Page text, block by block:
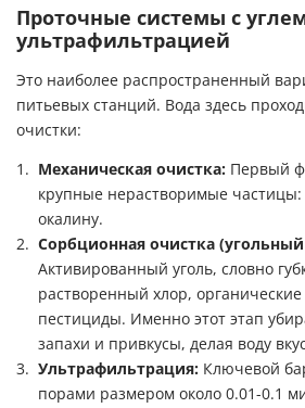
Проточные системы с
ультрафильтрацией
Это наиболее распространенный
питьевых станций. Вода здесь
очистки:
Механическая очистка: Первый
крупные нерастворимые частицы:
окалину.
Сорбционная очистка
Активированный уголь, словно
растворенный хлор,
пестициды. Именно этот этап
запахи и привкусы, делая воду
Ультрафильтрация: Ключевой
порами размером около 0.01-0.1